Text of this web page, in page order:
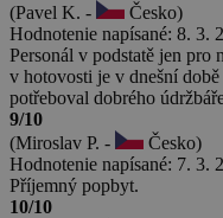
(Pavel K. -
Česko)
Hodnotenie napísané: 8. 3.
Personál v podstatě jen pro
v hotovosti je v dnešní době
potřeboval dobrého
9/10
(Miroslav P. -
Česko)
Hodnotenie napísané: 7. 3.
Příjemný popbyt.
10/10